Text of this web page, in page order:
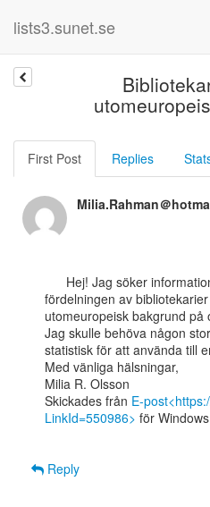
lists3.sunet.se
First Post Replies
Milia.Rahman＠
fördelningen av
utomeuropeisk bakgrund på
Jag skulle behöva någon
statistisk för att använda till
Med vänliga hälsningar,
Milia R. Olsson
Skickades från E-
LinkId=550986> för
Reply